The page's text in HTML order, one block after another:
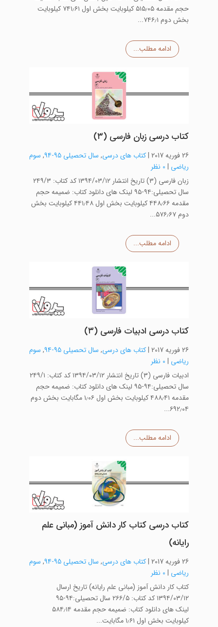
حجم مقدمه ۵۱۵٫۰۵ کیلوبایت بخش اول ۷۴۱٫۶۱ کیلوبایت
بخش دوم ۷۴۶٫۱...
ادامه مطلب...
کتاب درسی زبان فارسی (۳)
26 فوریه 2017 |کتاب های درسی, سال تحصیلی 95-94 , سوم
ریاضی | 0 نظر
زبان فارسی (۳) تاریخ انتشار ۱۳۹۴/۰۳/۱۲ کد کتاب: ۲۴۹/۳
سال تحصیلی:۹۴-۹۵ لینک های دانلود کتاب: ضمیمه حجم
مقدمه ۴۴۸٫۶۶ کیلوبایت بخش اول ۴۴۱٫۴۸ کیلوبایت بخش
دوم ۵۷۶٫۶۷...
ادامه مطلب...
کتاب درسی ادبیات فارسی (۳)
26 فوریه 2017 |کتاب های درسی, سال تحصیلی 95-94 , سوم
ریاضی | 0 نظر
ادبیات فارسی (۳) تاریخ انتشار ۱۳۹۴/۰۳/۱۲ کد کتاب: ۲۴۹/۱
سال تحصیلی:۹۴-۹۵ لینک های دانلود کتاب: ضمیمه حجم
مقدمه ۴۸۸٫۴۱ کیلوبایت بخش اول ۱٫۰۶ مگابایت بخش دوم
۶۹۲٫۰۴...
ادامه مطلب...
کتاب درسی کتاب کار دانش آموز (مبانی علم
رایانه)
26 فوریه 2017 |کتاب های درسی, سال تحصیلی 95-94 , سوم
ریاضی | 0 نظر
کتاب کار دانش آموز (مبانی علم رایانه) تاریخ ارسال
۱۳۹۴/۰۳/۱۲ کد کتاب: ۲۶۶/۵ سال تحصیلی:۹۴-۹۵
لینک های دانلود کتاب: ضمیمه حجم مقدمه ۵۸۴٫۱۴
کیلوبایت بخش اول ۱٫۶۱ مگابایت...